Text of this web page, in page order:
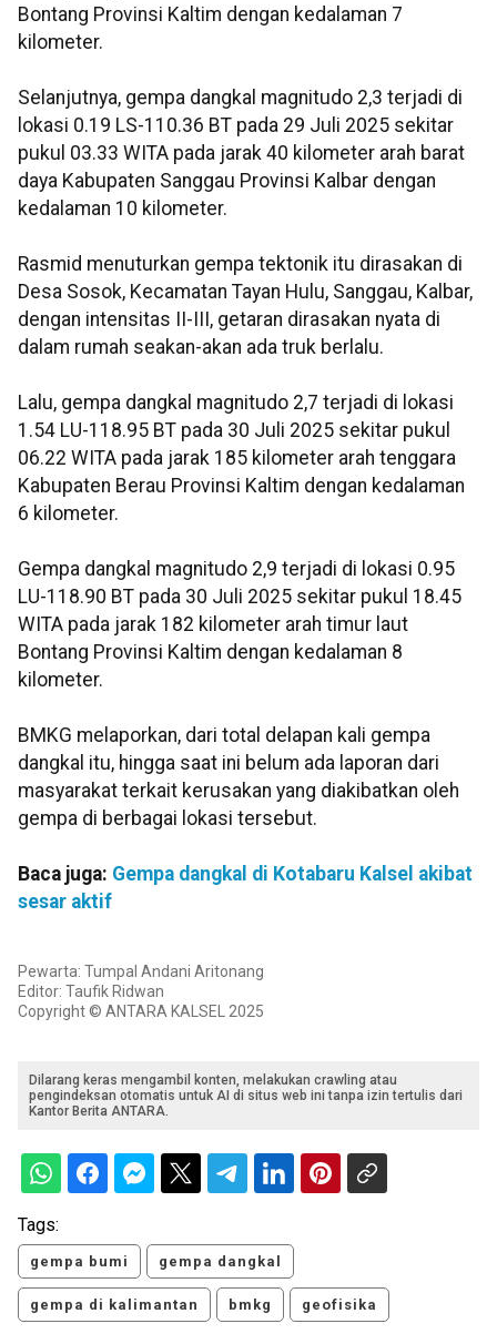
Bontang Provinsi Kaltim dengan kedalaman 7
kilometer.
Selanjutnya, gempa dangkal magnitudo 2,3 terjadi di
lokasi 0.19 LS-110.36 BT pada 29 Juli 2025 sekitar
pukul 03.33 WITA pada jarak 40 kilometer arah barat
daya Kabupaten Sanggau Provinsi Kalbar dengan
kedalaman 10 kilometer.
Rasmid menuturkan gempa tektonik itu dirasakan di
Desa Sosok, Kecamatan Tayan Hulu, Sanggau, Kalbar,
dengan intensitas II-III, getaran dirasakan nyata di
dalam rumah seakan-akan ada truk berlalu.
Lalu, gempa dangkal magnitudo 2,7 terjadi di lokasi
1.54 LU-118.95 BT pada 30 Juli 2025 sekitar pukul
06.22 WITA pada jarak 185 kilometer arah tenggara
Kabupaten Berau Provinsi Kaltim dengan kedalaman
6 kilometer.
Gempa dangkal magnitudo 2,9 terjadi di lokasi 0.95
LU-118.90 BT pada 30 Juli 2025 sekitar pukul 18.45
WITA pada jarak 182 kilometer arah timur laut
Bontang Provinsi Kaltim dengan kedalaman 8
kilometer.
BMKG melaporkan, dari total delapan kali gempa
dangkal itu, hingga saat ini belum ada laporan dari
masyarakat terkait kerusakan yang diakibatkan oleh
gempa di berbagai lokasi tersebut.
Baca juga: Gempa dangkal di Kotabaru Kalsel akibat
sesar aktif
Pewarta: Tumpal Andani Aritonang
Editor: Taufik Ridwan
Copyright © ANTARA KALSEL 2025
Dilarang keras mengambil konten, melakukan crawling atau
pengindeksan otomatis untuk AI di situs web ini tanpa izin tertulis dari
Kantor Berita ANTARA.
Tags:
gempa bumi gempa dangkal
gempa di kalimantan bmkg geofisika